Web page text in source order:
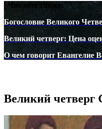
| Читайте также:
Богословие Великого
Великий четверг: Цена
О чем говорит Евангелие
Великий четверг